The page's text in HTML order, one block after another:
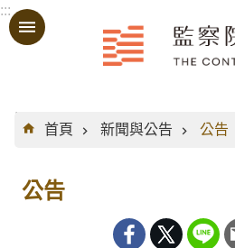
跳到主要內容區塊
:::
:::
首頁
新聞與公告 公告
公告